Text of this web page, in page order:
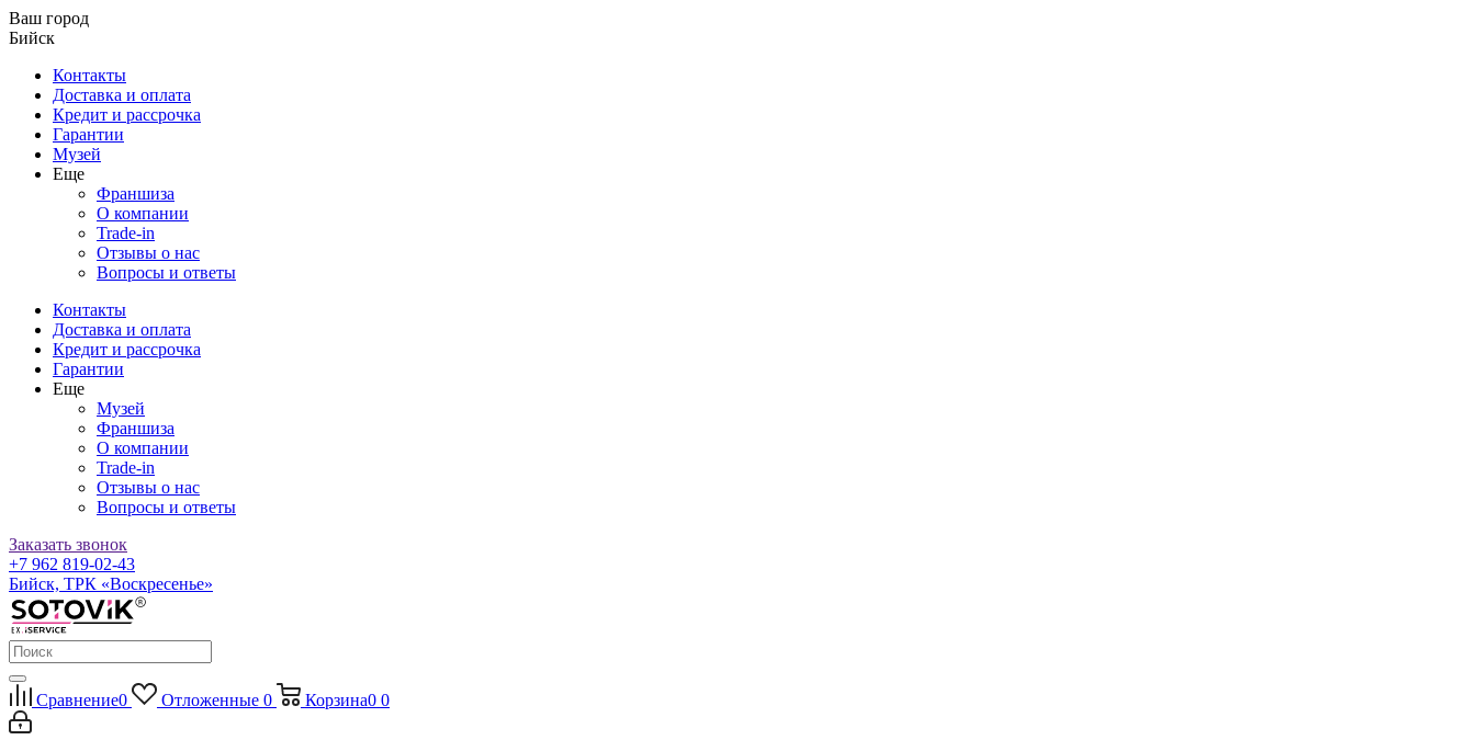
Ваш город
Бийск
Контакты
Доставка и оплата
Кредит и рассрочка
Гарантии
Музей
Еще
Франшиза
О компании
Trade-in
Отзывы о нас
Вопросы и ответы
Контакты
Доставка и оплата
Кредит и рассрочка
Гарантии
Еще
Музей
Франшиза
О компании
Trade-in
Отзывы о нас
Вопросы и ответы
Заказать звонок
+7 962 819-02-43
Бийск, ТРК «Воскресенье»
Сравнение0 Отложенные 0 Корзина0 0